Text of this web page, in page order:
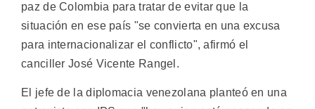
paz de Colombia para tratar de evitar que la
situación en ese país "se convierta en una excusa
para internacionalizar el conflicto", afirmó el
canciller José Vicente Rangel.
El jefe de la diplomacia venezolana planteó en una